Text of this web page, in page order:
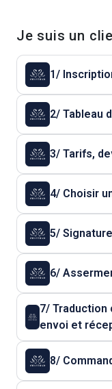
Je suis un
1/
3/ Tarifs,
4/ Choisir
5/
6/
7/
envoi et
8/